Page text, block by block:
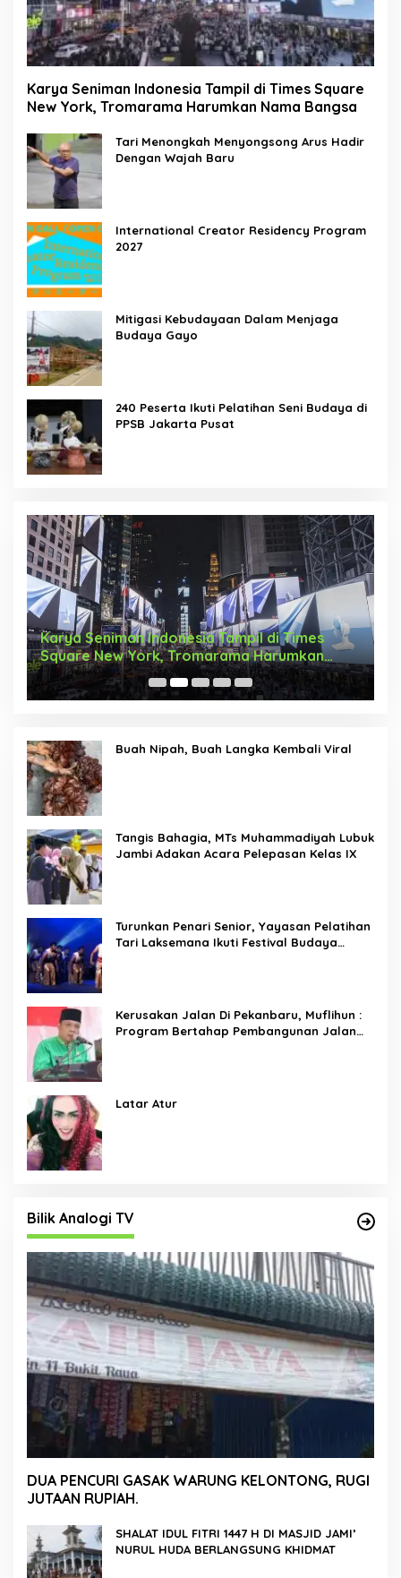
Karya Seniman Indonesia Tampil di Times Square
New York, Tromarama Harumkan Nama Bangsa
Tari Menongkah Menyongsong Arus Hadir
Dengan Wajah Baru
International Creator Residency Program
2027
Mitigasi Kebudayaan Dalam Menjaga
Budaya Gayo
240 Peserta Ikuti Pelatihan Seni Budaya di
PPSB Jakarta Pusat
Karya Seniman Indonesia Tampil di Times
Square New York, Tromarama Harumkan
Nama Bangsa
Buah Nipah, Buah Langka Kembali Viral
Tangis Bahagia, MTs Muhammadiyah Lubuk
Jambi Adakan Acara Pelepasan Kelas IX
Turunkan Penari Senior, Yayasan Pelatihan
Tari Laksemana Ikuti Festival Budaya
Kerusakan Jalan Di Pekanbaru, Muflihun :
Program Bertahap Pembangunan Jalan
Latar Atur
Bilik Analogi TV
DUA PENCURI GASAK WARUNG KELONTONG, RUGI
JUTAAN RUPIAH.
SHALAT IDUL FITRI 1447 H DI MASJID JAMI’
NURUL HUDA BERLANGSUNG KHIDMAT